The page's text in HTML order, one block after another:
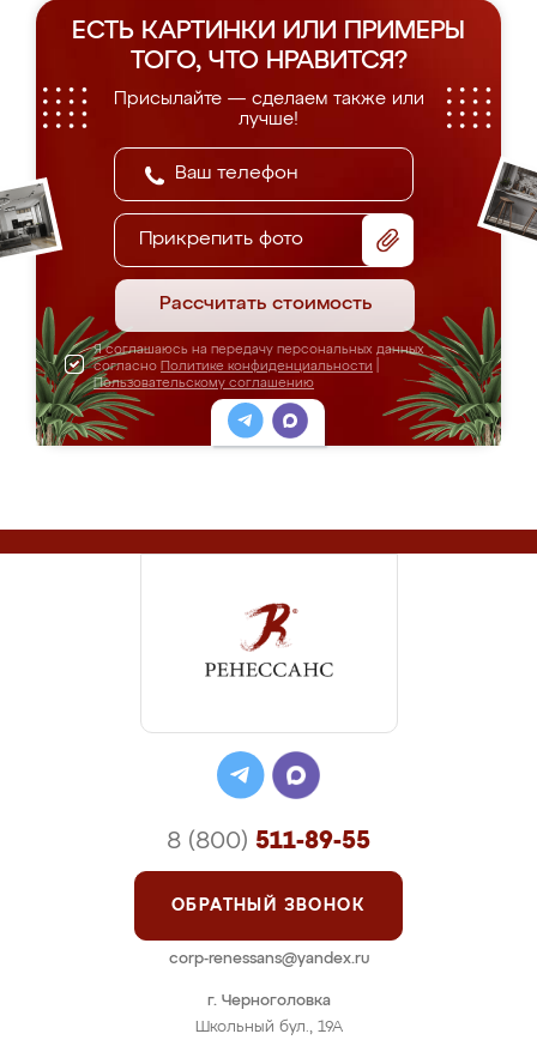
ЕСТЬ КАРТИНКИ ИЛИ ПРИМЕРЫ
ТОГО, ЧТО НРАВИТСЯ?
Присылайте — сделаем также или
лучше!
Прикрепить фото
Рассчитать стоимость
Я соглашаюсь на передачу персональных данных
согласно Политике конфиденциальности
Пользовательскому соглашению
г. Черноголовка
Школьный бул., 19А
8 (800) 511-89-55
ОБРАТНЫЙ ЗВОНОК
corp-renessans@yandex.ru